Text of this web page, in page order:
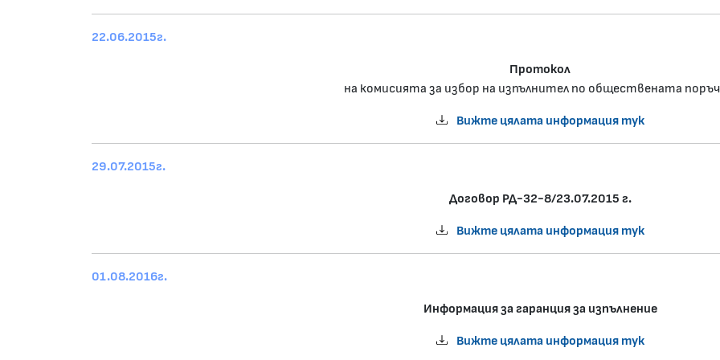
22.06.2015г.
Протокол
на комисията за избор на изпълнител по обществената
Вижте цялата информация тук
29.07.2015г.
Договор РД-32-8/23.07.2015 г.
Вижте цялата информация тук
01.08.2016г.
Информация за гаранция за изпълнение
Вижте цялата информация тук